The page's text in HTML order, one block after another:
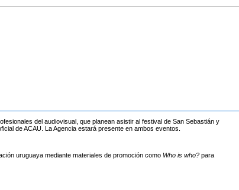
del audiovisual, que planean asistir al festival de San Sebastián y
de ACAU. La Agencia estará presente en ambos eventos.
uruguaya mediante materiales de promoción como Who is who?para